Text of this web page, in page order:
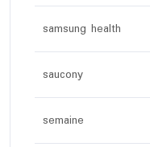
samsung health
saucony
semaine